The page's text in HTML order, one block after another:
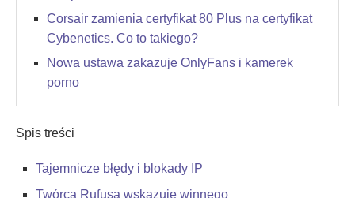
Corsair zamienia certyfikat 80 Plus na certyfikat
Cybenetics. Co to takiego?
Nowa ustawa zakazuje OnlyFans i kamerek
porno
Spis treści
Tajemnicze błędy i blokady IP
Twórca Rufusa wskazuje winnego